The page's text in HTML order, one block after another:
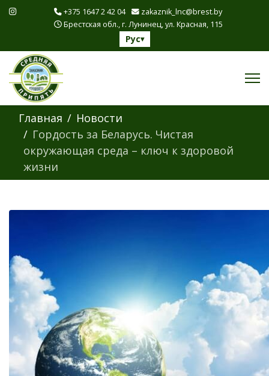
+375 1647 2 42 04
zakaznik_lnc@brest.by
Брестская обл., г. Лунинец, ул. Красная, 115
Рус▾
Главная
Новости
Гордость за Беларусь. Чистая
окружающая среда – ключ к здоровой
жизни